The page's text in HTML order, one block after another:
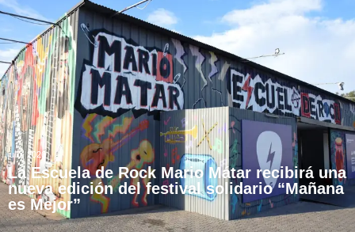
julio, 2026
La Escuela de Rock Mario Mátar recibirá una
nueva edición del festival solidario “Mañana
es Mejor”